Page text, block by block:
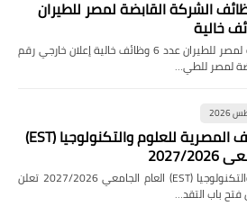
الشركة القابضة لمصر للطيران
بالتعاقد وظائف الشركة القابضة لمصر للطيران عدد 6 وظائف خالية إعلان خارجي رقم
إعلان وظائف المصرية للعلوم والتكنولوجيا (EST)
2026
إعلان وظائف المصرية للعلوم والتكنولوجيا (EST) العام الجامعي 2027/2026 تعلن
فتح باب التقد…